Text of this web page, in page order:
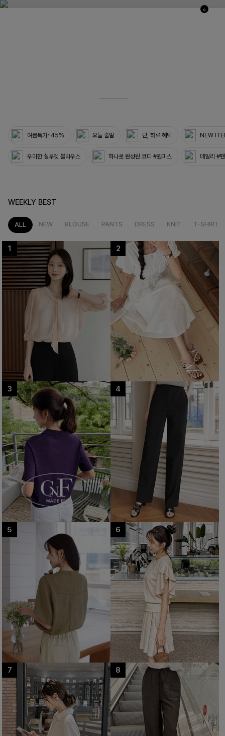
0
여름특가~45% 오늘 출발 단, 하루 혜택 NEW
우아한 실루엣 블라우스 하나로 완성된 코디 #원피스 데일리 #
WEEKLY BEST
ALL NEW BLOUSE PANTS DRESS KNIT T-SHIRT